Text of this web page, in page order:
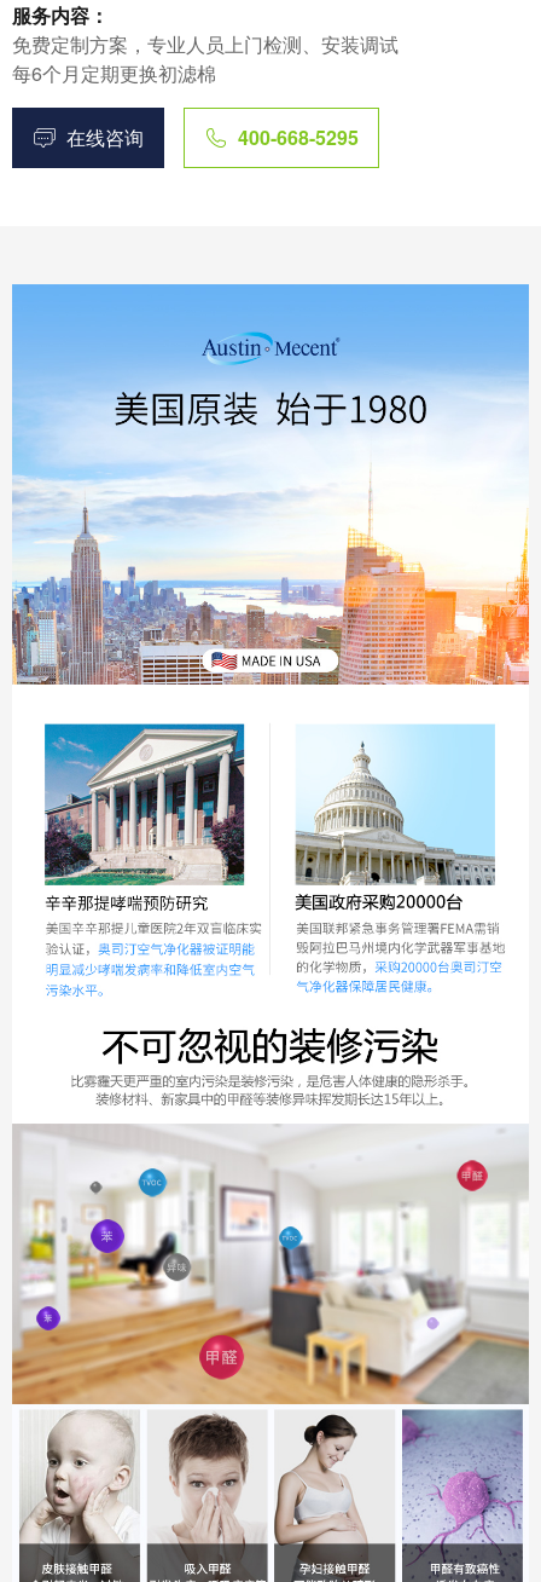
服务内容：
免费定制方案，专业人员上门检测、安装调试
每6个月定期更换初滤棉
在线咨询 400-668-5295